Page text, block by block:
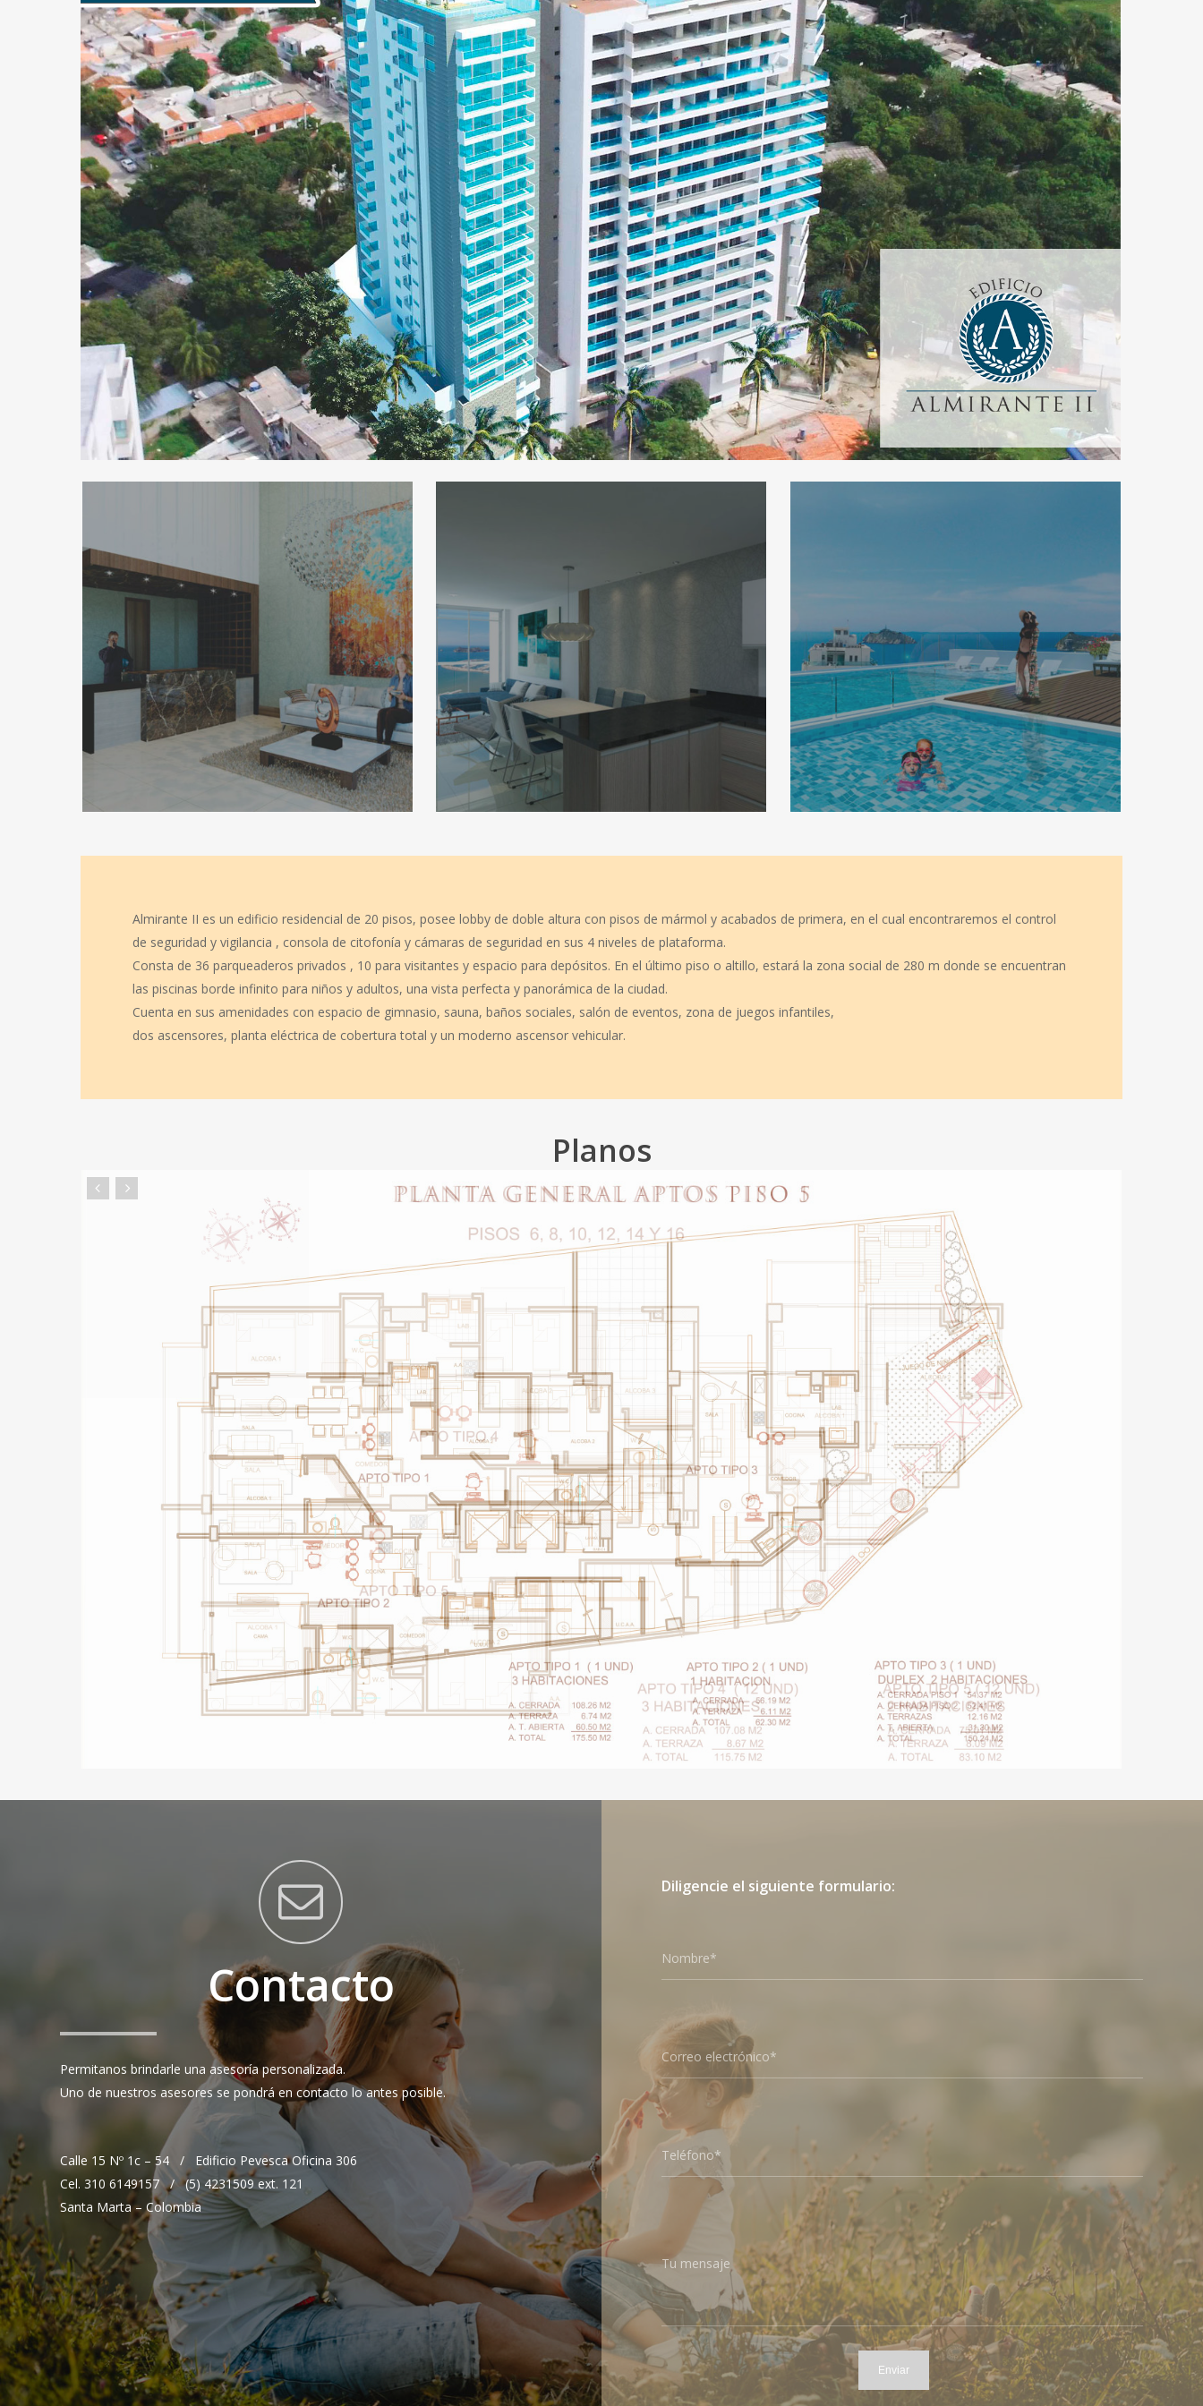
Almirante II es un edificio residencial de 20 pisos, posee lobby de doble altura con pisos de mármol y acabados de primera, en el cual encontraremos el control
de seguridad y vigilancia , consola de citofonía y cámaras de seguridad en sus 4 niveles de plataforma.
Consta de 36 parqueaderos privados , 10 para visitantes y espacio para depósitos. En el último piso o altillo, estará la zona social de 280 m donde se encuentran
las piscinas borde infinito para niños y adultos, una vista perfecta y panorámica de la ciudad.
Cuenta en sus amenidades con espacio de gimnasio, sauna, baños sociales, salón de eventos, zona de juegos infantiles,
dos ascensores, planta eléctrica de cobertura total y un moderno ascensor vehicular.
Planos
Contacto
Permitanos brindarle una asesoría personalizada.
Uno de nuestros asesores se pondrá en contacto lo antes posible.
Calle 15 Nº 1c – 54 / Edificio Pevesca Oficina 306
Cel. 310 6149157 / (5) 4231509 ext. 121
Santa Marta – Colombia
Diligencie el siguiente formulario:
Nombre*
Correo electrónico*
Teléfono*
Tu mensaje